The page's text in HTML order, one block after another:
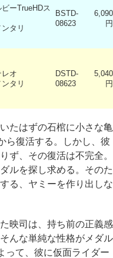
ーTrueHDス
タリ
BSTD-
08623
6,090
円
レオ
タリ
DSTD-
08623
5,040
円
たはずの石棺に小さな亀
ら復活する。しかし、彼
ず、その復活は不完全。
ルを探し求める。そのた
る、ヤミーを作り出しな
映司は、持ち前の正義感
んな単純な性格がメダル
って、彼に仮面ライダー